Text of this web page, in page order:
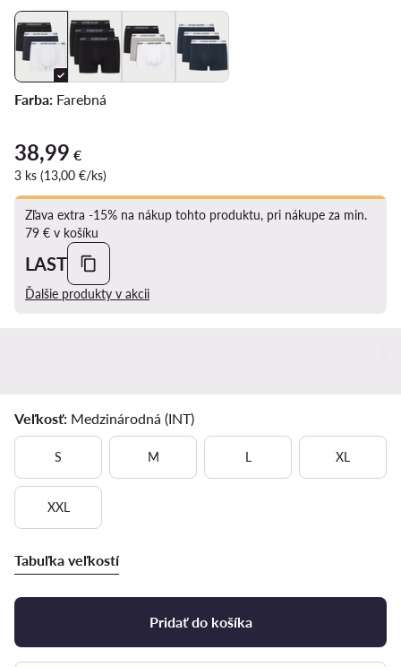
Farba: Farebná
38,99 €
38,99 €
3 ks (13,00 €/ks)
Zľava extra -15% na nákup tohto produktu, pri nákupe za min.
79 € v košíku
LAST
Ďalšie produkty v akcii
Veľkosť: Medzinárodná (INT)
S M L XL
XXL
Tabuľka veľkostí
Pridať do košíka